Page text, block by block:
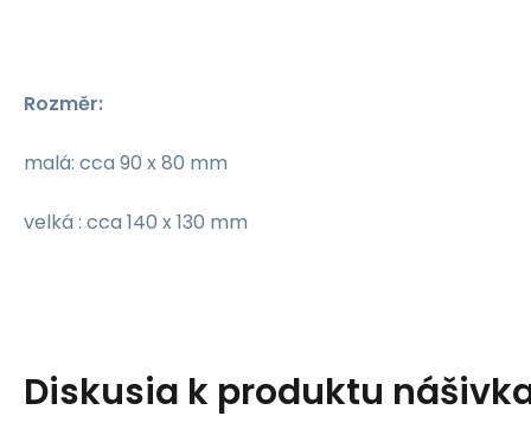
Rozměr:
malá: cca 90 x 80 mm
velká : cca 140 x 130 mm
Diskusia k produktu